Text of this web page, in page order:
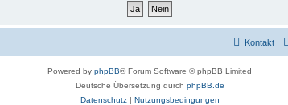
Kontakt
Powered by phpBB® Forum Software © phpBB Limited
Deutsche Übersetzung durch phpBB.de
Datenschutz| Nutzungsbedingungen